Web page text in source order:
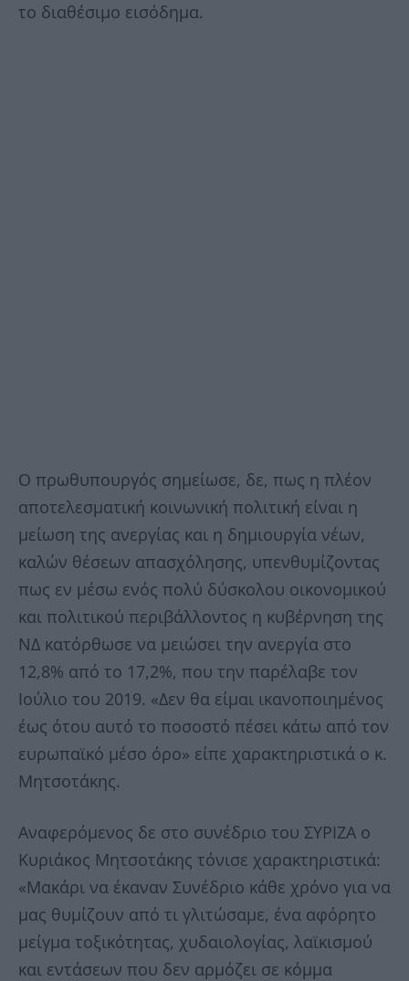
το διαθέσιμο εισόδημα.
Ο πρωθυπουργός σημείωσε, δε, πως η πλέον
αποτελεσματική κοινωνική πολιτική είναι η
μείωση της ανεργίας και η δημιουργία νέων,
καλών θέσεων απασχόλησης, υπενθυμίζοντας
πως εν μέσω ενός πολύ δύσκολου οικονομικού
και πολιτικού περιβάλλοντος η κυβέρνηση της
ΝΔ κατόρθωσε να μειώσει την ανεργία στο
12,8% από το 17,2%, που την παρέλαβε τον
Ιούλιο του 2019. «Δεν θα είμαι ικανοποιημένος
έως ότου αυτό το ποσοστό πέσει κάτω από τον
ευρωπαϊκό μέσο όρο» είπε χαρακτηριστικά ο κ.
Μητσοτάκης.
Αναφερόμενος δε στο συνέδριο του ΣΥΡΙΖΑ ο
Κυριάκος Μητσοτάκης τόνισε χαρακτηριστικά:
«Μακάρι να έκαναν Συνέδριο κάθε χρόνο για να
μας θυμίζουν από τι γλιτώσαμε, ένα αφόρητο
μείγμα τοξικότητας, χυδαιολογίας, λαϊκισμού
και εντάσεων που δεν αρμόζει σε κόμμα